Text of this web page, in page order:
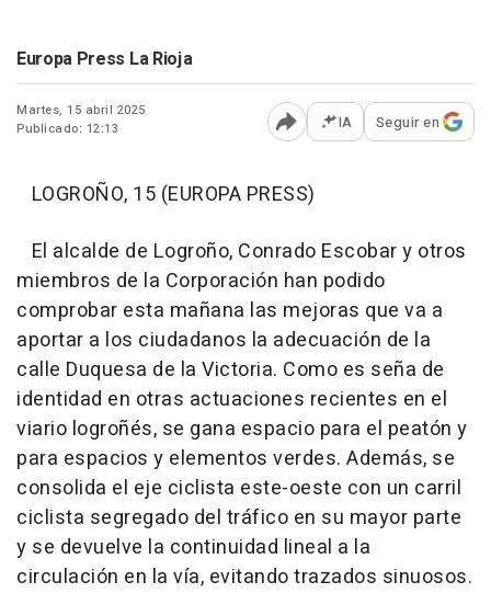
Europa Press La Rioja
Martes, 15 abril 2025
Publicado: 12:13
Abrir opciones para
IA Seguir en
LOGROÑO, 15 (EUROPA PRESS)
El alcalde de Logroño, Conrado Escobar y otros
miembros de la Corporación han podido
comprobar esta mañana las mejoras que va a
aportar a los ciudadanos la adecuación de la
calle Duquesa de la Victoria. Como es seña de
identidad en otras actuaciones recientes en el
viario logroñés, se gana espacio para el peatón y
para espacios y elementos verdes. Además, se
consolida el eje ciclista este-oeste con un carril
ciclista segregado del tráfico en su mayor parte
y se devuelve la continuidad lineal a la
circulación en la vía, evitando trazados sinuosos.